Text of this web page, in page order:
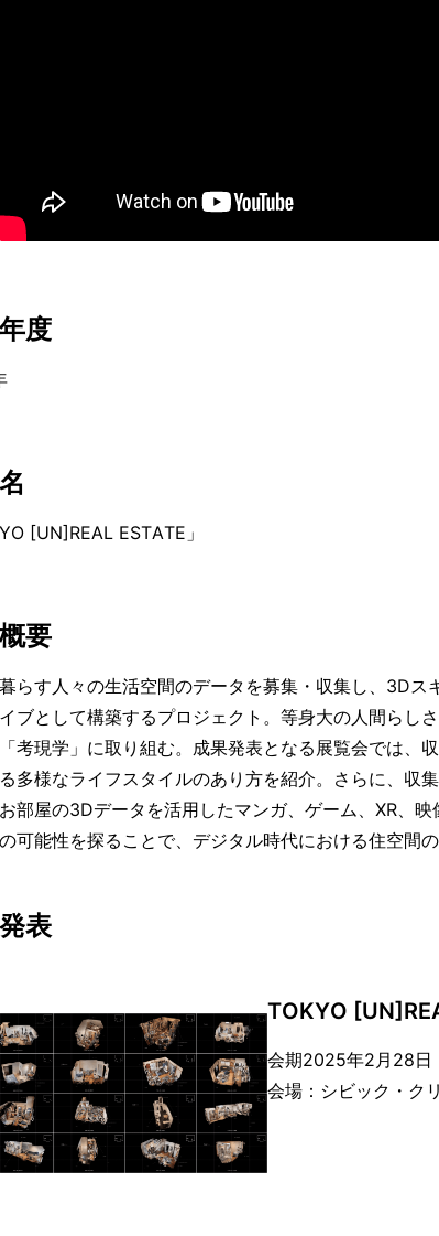
度
[UN]REAL ESTATE」
要
らす人々の生活空間のデータを募集・収集し、3D
ブとして構築するプロジェクト。等身大の人間らし
考現学」に取り組む。成果発表となる展覧会では、
多様なライフスタイルのあり方を紹介。さらに、収
部屋の3Dデータを活用したマンガ、ゲーム、XR、
可能性を探ることで、デジタル時代における住空間
表
TOKYO
会期2025年2月28日
会場：シビック・ク